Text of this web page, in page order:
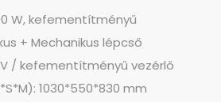
W, kefementítményű
+ Mechanikus lépcső
/ kefementítményű vezérlő
1030*550*830 mm